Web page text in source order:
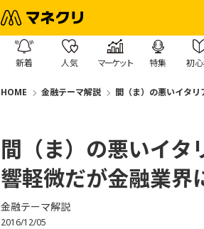
新着 人気 マーケット 特集 初
HOME 金融テーマ解説 間（ま）の悪いイタ
間（ま）の悪いイタ
響軽微だが金融業界
金融テーマ解説
2016/12/05